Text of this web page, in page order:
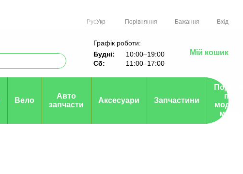
РусУкр Порівняння Бажання Вхід
Графік роботи:
Будні:
10:00–19:00
Сб:
11:00–17:00
Мій кошик
Вело
Авто
запчасти
Аксесуари Запчастини
по
мото